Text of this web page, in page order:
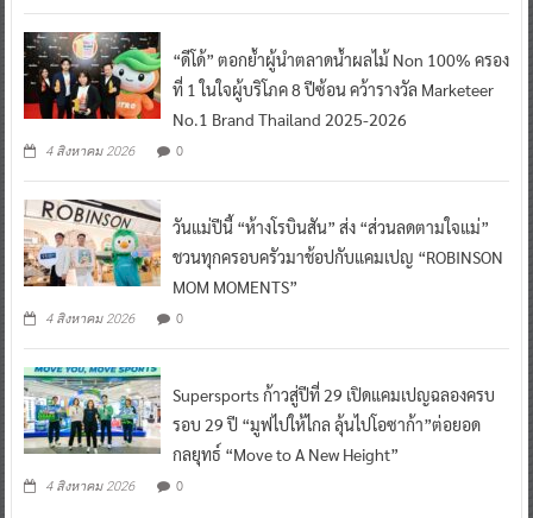
“ดีโด้” ตอกย้ำผู้นำตลาดน้ำผลไม้ Non 100% ครอง
ที่ 1 ในใจผู้บริโภค 8 ปีซ้อน คว้ารางวัล Marketeer
No.1 Brand Thailand 2025-2026
4 สิงหาคม 2026 0
วันแม่ปีนี้ “ห้างโรบินสัน” ส่ง “ส่วนลดตามใจแม่”
ชวนทุกครอบครัวมาช้อปกับแคมเปญ “ROBINSON
MOM MOMENTS”
4 สิงหาคม 2026 0
Supersports ก้าวสู่ปีที่ 29 เปิดแคมเปญฉลองครบ
รอบ 29 ปี “มูฟไปให้ไกล ลุ้นไปโอซาก้า”ต่อยอด
กลยุทธ์ “Move to A New Height”
4 สิงหาคม 2026 0